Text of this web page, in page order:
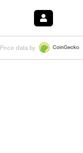
-1.20%HYPE $54.27 -
Price data by